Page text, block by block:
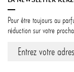
Pour être toujours au
réduction sur votre